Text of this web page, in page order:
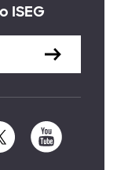
ISEG